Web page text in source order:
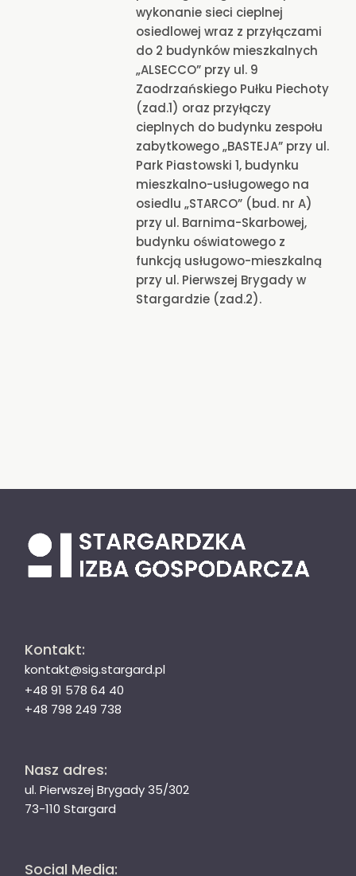
wykonanie sieci cieplnej
osiedlowej wraz z przyłączami
do 2 budynków mieszkalnych
„ALSECCO” przy ul. 9
Zaodrzańskiego Pułku Piechoty
(zad.1) oraz przyłączy
cieplnych do budynku zespołu
zabytkowego „BASTEJA” przy ul.
Park Piastowski 1, budynku
mieszkalno-usługowego na
osiedlu „STARCO” (bud. nr A)
przy ul. Barnima-Skarbowej,
budynku oświatowego z
funkcją usługowo-mieszkalną
przy ul. Pierwszej Brygady w
Stargardzie (zad.2).
Kontakt:
kontakt@sig.stargard.pl
+48 91 578 64 40
+48 798 249 738
Nasz adres:
ul. Pierwszej Brygady 35/302
73-110 Stargard
Social Media: